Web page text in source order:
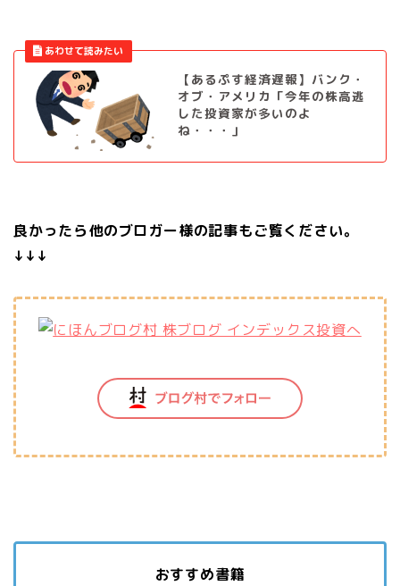
【あるぷす経済遅報】バンク・
オブ・アメリカ「今年の株高逃
した投資家が多いのよ
ね・・・」
良かったら他のブロガー様の記事もご覧ください。
↓↓↓
おすすめ書籍